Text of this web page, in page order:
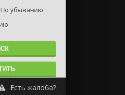
По убыванию
Есть жалоба?